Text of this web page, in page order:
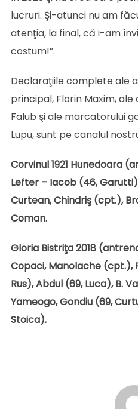
lucruri. Şi-atunci nu am
atenţia, la final, că i-am
costum!”.
Declaraţiile complete ale
principal, Florin Maxim, ale
Falub şi ale marcatorului
Lupu, sunt pe canalul
Corvinul 1921 Hunedoara
Lefter – Iacob (46,
Curtean, Chindriş (cpt.),
Coman.
Gloria Bistriţa 2018
Copaci, Manolache (cpt.),
Rus), Abdul (69, Luca), B.
Yameogo, Gondiu (69,
Stoica).
AUTOR